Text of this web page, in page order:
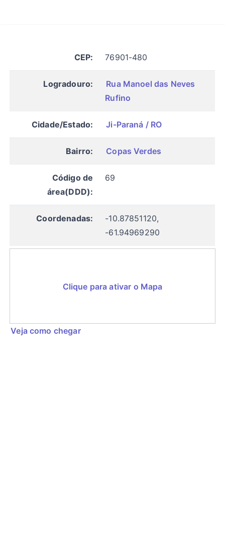
CEP: 76901-480
Logradouro:
Rua Manoel das Neves
Rufino
Cidade/Estado: Ji-Paraná / RO
Bairro: Copas Verdes
Código de
área(DDD):
69
Coordenadas:
-10.87851120,
-61.94969290
Clique para ativar o Mapa
Veja como chegar